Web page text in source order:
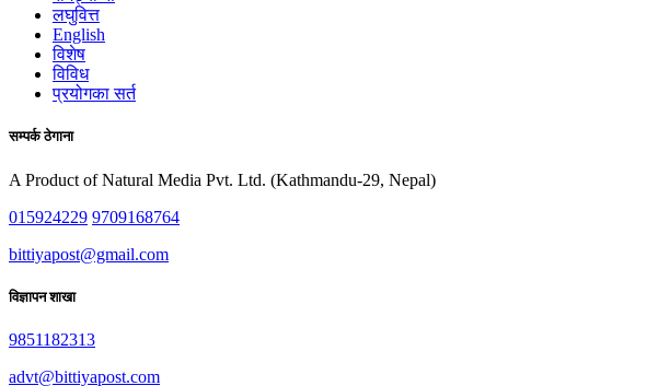
लघुवित्त
English
विशेष
विविध
प्रयोगका सर्त
सम्पर्क ठेगाना
A Product of Natural Media Pvt. Ltd. (Kathmandu-29, Nepal)
015924229 9709168764
bittiyapost@gmail.com
विज्ञापन शाखा
9851182313
advt@bittiyapost.com